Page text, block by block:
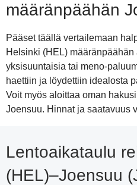
määränpäähän
Pääset täällä vertailemaan
Helsinki (HEL)
yksisuuntaisia tai meno-
haettiin ja löydettiin idealosta
Voit myös aloittaa oman
Joensuu. Hinnat ja saatavuus
Lentoaikataulu
(HEL)–Joensuu